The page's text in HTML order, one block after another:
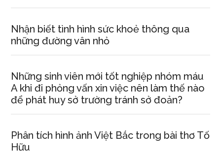
Nhận biết tình hình sức khoẻ thông qua
những đường vân nhỏ
Những sinh viên mới tốt nghiệp nhóm máu
A khi đi phỏng vấn xin việc nên làm thế nào
để phát huy sở trường tránh sở đoản?
Phân tích hình ảnh Việt Bắc trong bài thơ Tố
Hữu